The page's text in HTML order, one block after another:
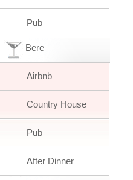
Pub
Bere
Airbnb
Country House
Pub
After Dinner